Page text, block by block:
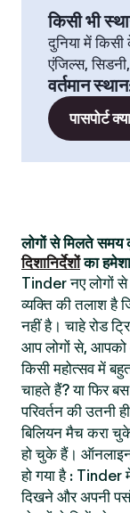
किसी भी
दुनिया में
एंजिल्स,
वर्तमान स्थान
पासपोर्ट
लोगों से मिलते समय
दिशानिर्देशोंका
Tinder नए लोगों से
व्यक्ति की तलाश है
नहीं है। चाहे रोड
आप लोगों से, आपको
किसी महोत्सव में
चाहते हैं? या फिर
परिवर्तन की उतनी
बिलियन मैच करा
हो चुके हैं।
हो गया है :
दिखने और अपनी